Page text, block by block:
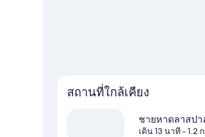
สถานที่ใกล้เคียง
ชายหาดลาสป
เดิน 13 นาที- 1.2